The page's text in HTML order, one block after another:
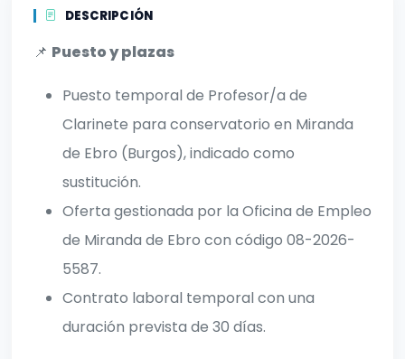
DESCRIPCIÓN
📌 Puesto y plazas
Puesto temporal de Profesor/a de
Clarinete para conservatorio en Miranda
de Ebro (Burgos), indicado como
sustitución.
Oferta gestionada por la Oficina de Empleo
de Miranda de Ebro con código 08-2026-
5587.
Contrato laboral temporal con una
duración prevista de 30 días.